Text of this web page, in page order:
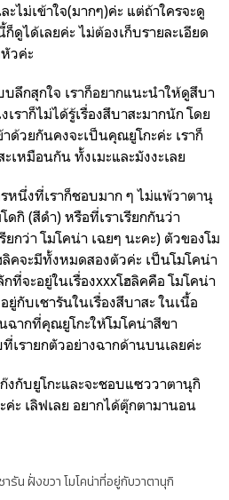
ะไม่เข้าใจ(มากๆ)ค่ะ แต่ถ้าใครจะดู
ได้เลยค่ะ ไม่ต้องเก็บรายละเอียด
วค่ะ
ลึกสุกใจ เราก็อยากแนะนำให้ดูสึบา
เราก็ไม่ได้รู้เรื่องสึบาสะมากนัก โดย
ด้วยกันคงจะเป็นคุณยูโกะค่ะ เราก็
เหมือนกัน ทั้งเมะและมังงะเลย
หนึ่งที่เราก็ชอบมาก ๆ ไม่แพ้วาตานุ
ดกิ (สีดำ) หรือที่เราเรียกกันว่า
ยกว่า โมโคน่า เฉยๆ นะคะ) ตัวของโม
คจะมีทั้งหมดสองตัวค่ะ เป็นโมโคน่า
ที่จะอยู่ในเรื่องxxxโฮลิคคือ โมโคน่า
ยู่กับเชารันในเรื่องสึบาสะ ในเนื้อ
ฉากที่คุณยูโกะให้โมโคน่าสีขา
เรายกตัวอย่างฉากด้านบนเลยค่ะ
งกับยูโกะและจะชอบแซววาตานุกิ
ค่ะ เลิฟเลย อยากได้ตุ๊กตามานอน
รัน ฝั่งขวา โมโคน่าที่อยู่กับวาตานุกิ